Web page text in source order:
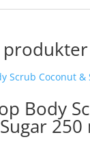
produkter
Body
250